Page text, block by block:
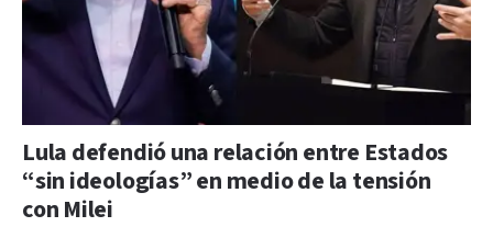
Lula defendió una relación entre Estados
“sin ideologías” en medio de la tensión
con Milei